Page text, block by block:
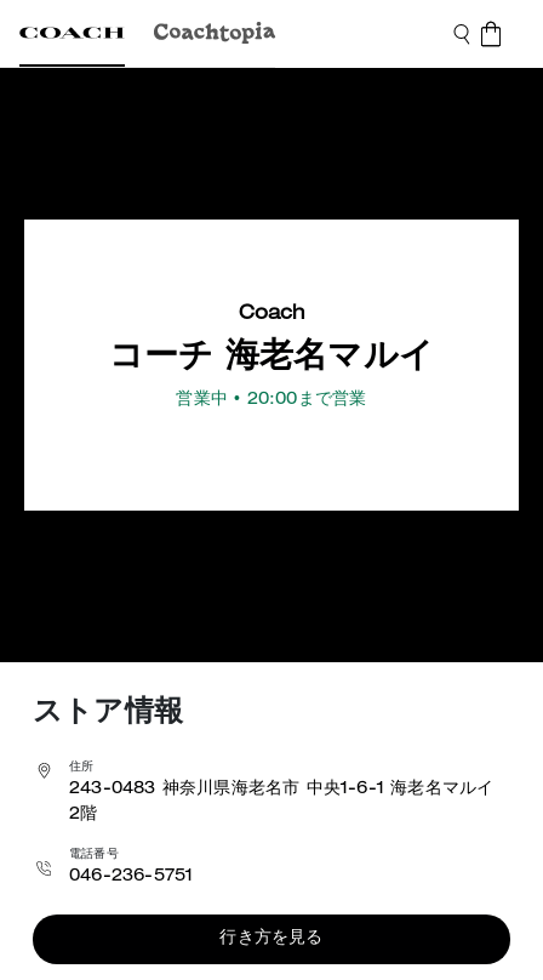
Coach
コーチ 海老名マルイ
営業中 • 20:00まで営業
ストア情報
住所
243-0483 神奈川県海老名市 中央1-6-1 海老名マルイ
2階
電話番号
046-236-5751
行き方を見る